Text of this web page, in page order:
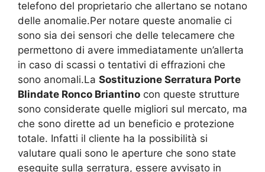
telefono del proprietario che allertano se notano
delle anomalie.Per notare queste anomalie ci
sono sia dei sensori che delle telecamere che
permettono di avere immediatamente un’allerta
in caso di scassi o tentativi di effrazioni che
sono anomali.La Sostituzione Serratura Porte
Blindate Ronco Briantino con queste strutture
sono considerate quelle migliori sul mercato, ma
che sono dirette ad un beneficio e protezione
totale. Infatti il cliente ha la possibilità si
valutare quali sono le aperture che sono state
eseguite sulla serratura, essere avvisato in